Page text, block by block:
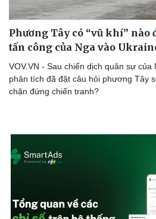
Dinh dưỡng - món ngon
Cây thuốc
Sản phụ khoa
Làm đẹp - giảm cân
Phòng mạch online
Phương Tây có “vũ khí” nào
tấn công của Nga vào
VOV.VN - Sau chiến dịch quân sự
phân tích đã đặt câu hỏi phương Tây
chặn đứng chiến tranh?